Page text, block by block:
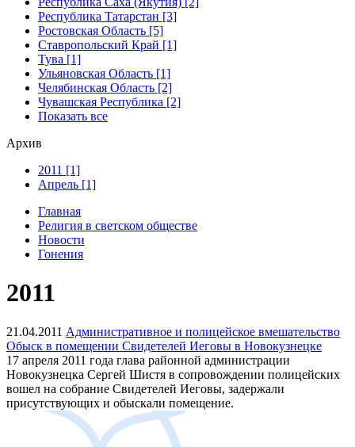
Республика Татарстан [3]
Ростовская Область [5]
Ставропольский Край [1]
Тува [1]
Ульяновская Область [1]
Челябинская Область [2]
Чувашская Республика [2]
Показать все
Архив
2011 [1]
Апрель [1]
Главная
Религия в светском обществе
Новости
Гонения
2011
21.04.2011 Административное и полицейское вмешательство
Обыск в помещении Свидетелей Иеговы в Новокузнецке
17 апреля 2011 года глава районной администрации
Новокузнецка Сергей Шистя в сопровождении полицейских
вошел на собрание Свидетелей Иеговы, задержали
присутствующих и обыскали помещение.